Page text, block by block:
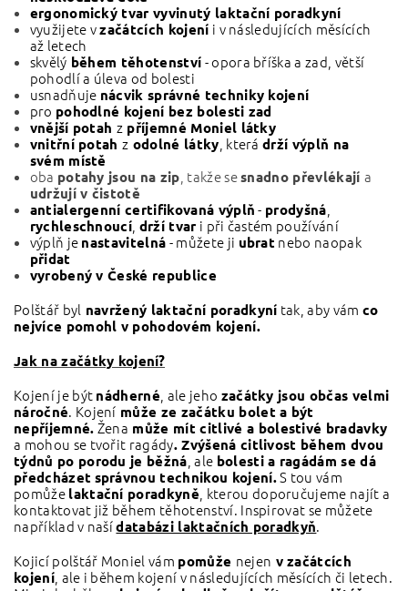
ergonomický tvar vyvinutý laktační poradkyní
využijete vzačátcích kojení i v následujících měsících
až letech
skvělý během těhotenství - opora bříška a zad, větší
pohodlí a úleva od bolesti
usnadňuje nácvik správné techniky kojení
pro pohodlné kojení bez bolesti zad
vnější potah z příjemné Moniel látky
vnitřní potahz odolné látky , kterádrží výplň na
svém místě
oba potahy jsou na zip , takže sesnadno převlékají a
udržují v čistotě
antialergenní certifikovaná výplň - prodyšná
rychleschnoucí drží tvar i při častém používání
výplň je nastavitelná - můžete ji ubrat nebo naopak
přidat
vyrobený v České republice
Polštář byl navržený laktační poradkyní tak, aby vám co
nejvíce pomohl v pohodovém kojení.
Jak na začátky kojení?
Kojení je být nádherné , ale jeho začátky jsou občas velmi
náročné. Kojení může ze začátku bolet a být
nepříjemné. Žena může mít citlivé a bolestivé bradavky
a mohou se tvořit ragády. Zvýšená citlivost během dvou
týdnů po porodu je běžná , ale bolesti a ragádám se dá
předcházet správnou technikou kojení.S tou vám
pomůže laktační poradkyně , kterou doporučujeme najít a
kontaktovat již během těhotenství. Inspirovat se můžete
například v našídatabázi laktačních poradkyň.
Kojicí polštář Moniel vám pomůže nejen v začátcích
kojení, ale i během kojení v následujících měsících či letech.